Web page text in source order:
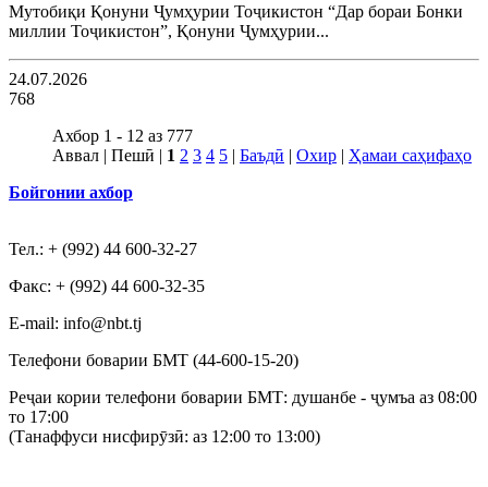
Мутобиқи Қонуни Ҷумҳурии Тоҷикистон “Дар бораи Бонки
миллии Тоҷикистон”, Қонуни Ҷумҳурии...
24.07.2026
768
Ахбор 1 - 12 аз 777
Аввал | Пешӣ | 1 2 3 4 5 | Баъдӣ | Охир | Ҳамаи саҳифаҳо
Бойгонии ахбор
Тел.: + (992) 44 600-32-27
Факс: + (992) 44 600-32-35
Е-mail: info@nbt.tj
Телефони боварии БМТ (44-600-15-20)
Реҷаи кории телефони боварии БМТ: душанбе - ҷумъа аз 08:00
то 17:00
(Танаффуси нисфирӯзӣ: аз 12:00 то 13:00)